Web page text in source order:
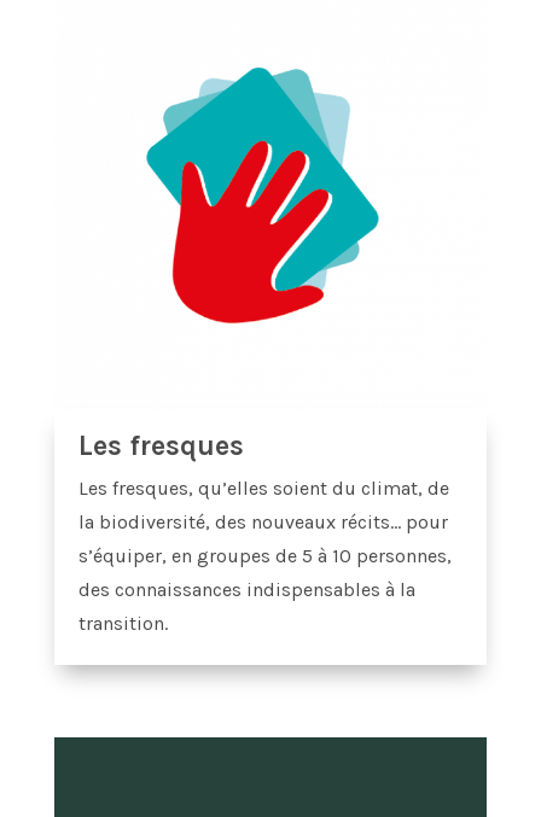
Les fresques
Les fresques, qu’elles soient du climat, de
la biodiversité, des nouveaux récits… pour
s’équiper, en groupes de 5 à 10 personnes,
des connaissances indispensables à la
transition.